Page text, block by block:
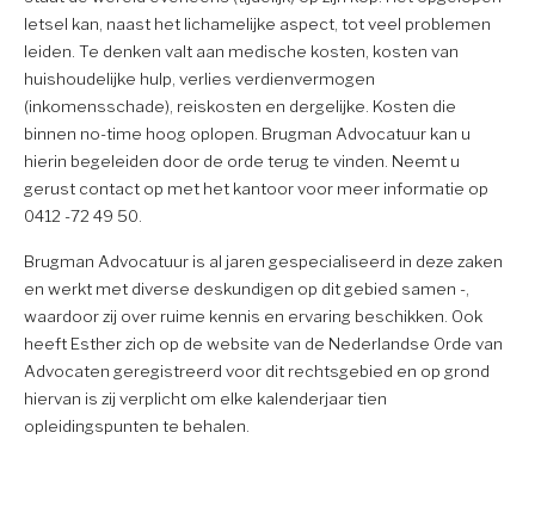
letsel kan, naast het lichamelijke aspect, tot veel problemen
leiden. Te denken valt aan medische kosten, kosten van
huishoudelijke hulp, verlies verdienvermogen
(inkomensschade), reiskosten en dergelijke. Kosten die
binnen no-time hoog oplopen. Brugman Advocatuur kan u
hierin begeleiden door de orde terug te vinden. Neemt u
gerust contact op met het kantoor voor meer informatie op
0412 -72 49 50.
Brugman Advocatuur is al jaren gespecialiseerd in deze zaken
en werkt met diverse deskundigen op dit gebied samen -,
waardoor zij over ruime kennis en ervaring beschikken. Ook
heeft Esther zich op de website van de Nederlandse Orde van
Advocaten geregistreerd voor dit rechtsgebied en op grond
hiervan is zij verplicht om elke kalenderjaar tien
opleidingspunten te behalen.